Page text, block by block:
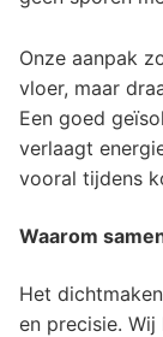
Onze aanpak
vloer, maar
Een goed
verlaagt
vooral tijdens
Waarom
Het
en precisie.